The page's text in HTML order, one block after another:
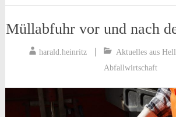
Müllabfuhr vor und nach
harald.heinritz
Aktuelles aus
Abfallwirtschaft